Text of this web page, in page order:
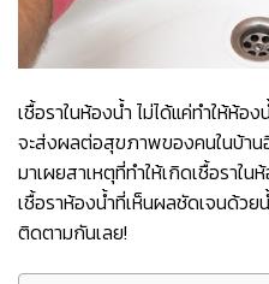
เชื้อราในห้องน้ำ ไม่ได้แค่ทำให้ห้อ
จะส่งผลต่อสุขภาพของคนในบ้าน
มาเผยสาเหตุที่ทำให้เกิดเชื้อราใ
เชื้อราห้องน้ำที่เห็นผลชัดเจนด้วย
ติดตามกันเลย!